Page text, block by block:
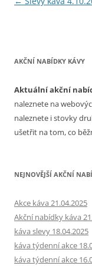
AKČNÍ NABÍDKY KÁVY
Aktuální akční
naleznete na
naleznete i stovky
ušetřit na tom, co
NEJNOVĚJŠÍ AKČNÍ
Akce káva 21.04.2025
Akční nabídky káva
káva slevy 18.04.2025
káva týdenní akce
káva týdenní akce